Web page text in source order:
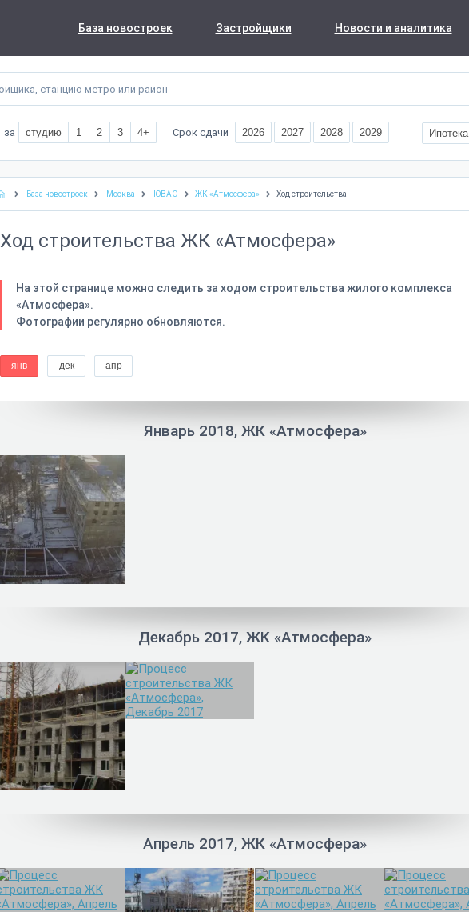
База новостроек Застройщики Новости и аналитика
за студию 1 2 3 4+ Срок сдачи 2026 2027 2028 2029 Ипотека
База новостроек Москва ЮВАО ЖК «Атмосфера» Ход строительства
Ход строительства ЖК «Атмосфера»
На этой странице можно следить за ходом строительства жилого комплекса
«Атмосфера».
Фотографии регулярно обновляются.
янв дек апр
Январь 2018, ЖК «Атмосфера»
Декабрь 2017, ЖК «Атмосфера»
Апрель 2017, ЖК «Атмосфера»